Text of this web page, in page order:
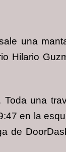
una
Hilario
una
en la
de